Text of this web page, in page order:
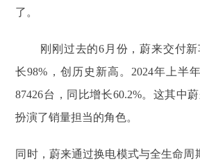
了。
刚刚过去的6月份，蔚来交付新
长98%，创历史新高。2024年上半
87426台，同比增长60.2%。这其中
扮演了销量担当的角色。
同时，蔚来通过换电模式与全生命周